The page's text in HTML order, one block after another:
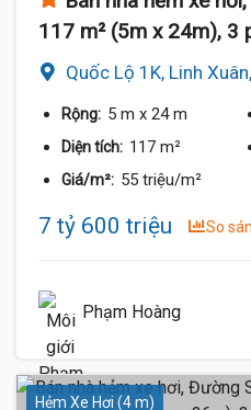
117 m² (5m x 24m), 3
Quốc Lộ 1K, Linh
Rộng: 5 m x 24 m
Diện tích: 117 m²
Giá/m²: 55 triệu/m²
7 tỷ 600 triệu So
Phạm Hoàng
Hẻm Xe Hơi (4 m)